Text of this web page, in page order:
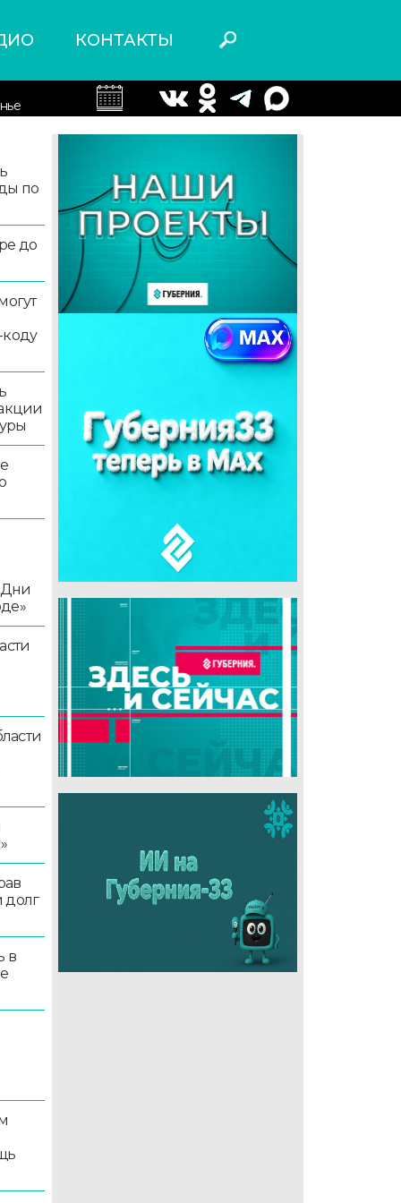
КОНТАКТЫ
по
до
коду
долг
в